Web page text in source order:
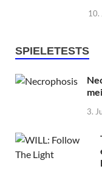
10.
SPIELETESTS
3.